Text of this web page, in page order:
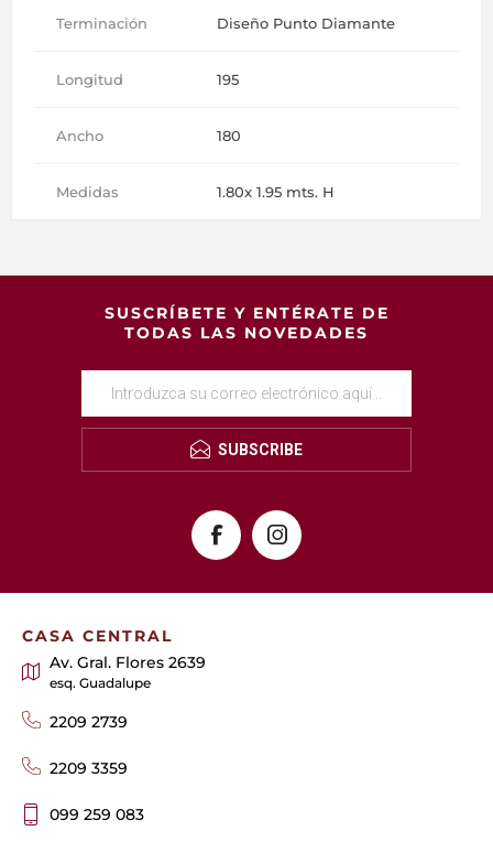
Terminación Diseño Punto Diamante
Longitud 195
Ancho 180
Medidas 1.80x 1.95 mts. H
SUSCRÍBETE Y ENTÉRATE DE
TODAS LAS NOVEDADES
SUBSCRIBE
CASA CENTRAL
Av. Gral. Flores 2639
esq. Guadalupe
2209 2739
2209 3359
099 259 083